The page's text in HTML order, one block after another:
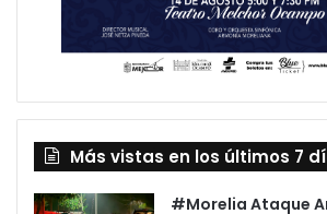
Más vistas en los últimos 7
#Morelia Ataque